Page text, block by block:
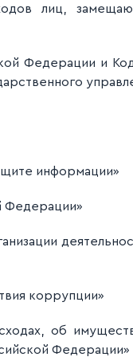
лиц,
Федерации и
информации»
Федерации»
коррупции»
об
Федерации»